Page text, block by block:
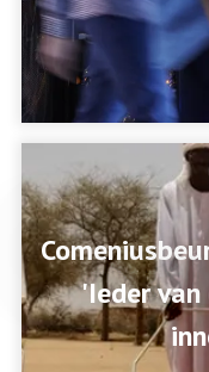
'Ieder